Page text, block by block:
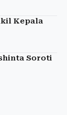
Kepala
Soroti